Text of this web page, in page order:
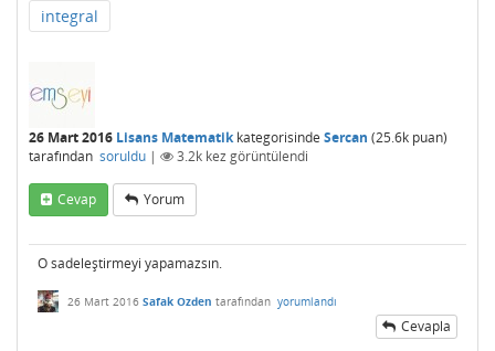
integral
26 Mart 2016 Lisans Matematikkategorisinde Sercan (25.6k puan)
tarafından soruldu | 3.2k kez görüntülendi
Cevap Yorum
O sadeleştirmeyi yapamazsın.
26 Mart 2016 Safak Ozden tarafından yorumlandı
Cevapla